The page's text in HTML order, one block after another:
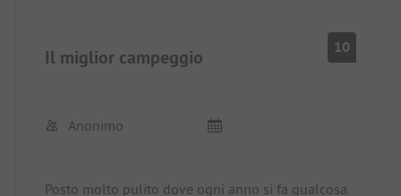
Il miglior campeggio 10
Anonimo
Posto molto pulito dove ogni anno si fa qualcosa.